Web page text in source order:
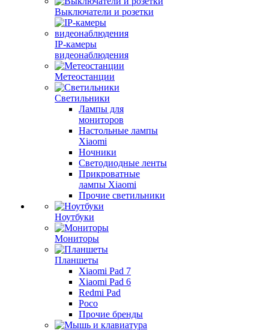
Выключатели и розетки
IP-камеры
видеонаблюдения
Метеостанции
Светильники
Лампы для
мониторов
Настольные лампы
Xiaomi
Ночники
Светодиодные ленты
Прикроватные
лампы Xiaomi
Прочие светильники
Ноутбуки
Мониторы
Планшеты
Xiaomi Pad 7
Xiaomi Pad 6
Redmi Pad
Poco
Прочие бренды